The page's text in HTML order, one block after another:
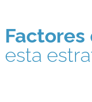
esta